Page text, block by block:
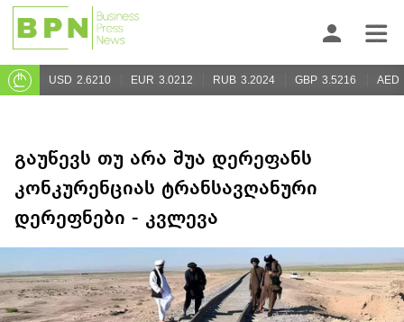
USD 2.6210 EUR 3.0212 RUB 3.2024 GBP 3.5216 AED
გაუწევს თუ არა შუა დერეფანს
კონკურენციას ტრანსავღანური
დერეფნები - კვლევა